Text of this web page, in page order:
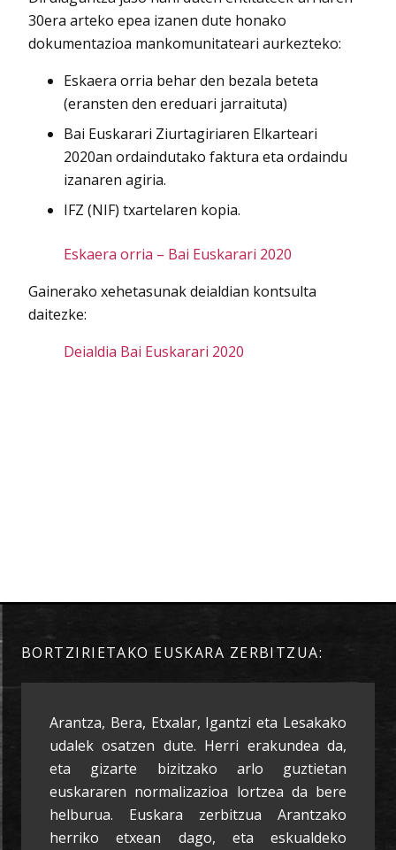
30era arteko epea izanen dute honako
dokumentazioa mankomunitateari aurkezteko:
Eskaera orria behar den bezala beteta
(eransten den ereduari jarraituta)
Bai Euskarari Ziurtagiriaren Elkarteari
2020an ordaindutako faktura eta ordaindu
izanaren agiria.
IFZ (NIF) txartelaren kopia.
Eskaera orria – Bai Euskarari 2020
Gainerako xehetasunak deialdian kontsulta
daitezke:
Deialdia Bai Euskarari 2020
BORTZIRIETAKO EUSKARA ZERBITZUA:
Arantza, Bera, Etxalar, Igantzi eta Lesakako
udalek osatzen dute. Herri erakundea da,
eta gizarte bizitzako arlo guztietan
euskararen normalizazioa lortzea da bere
helburua. Euskara zerbitzua Arantzako
herriko etxean dago, eta eskualdeko